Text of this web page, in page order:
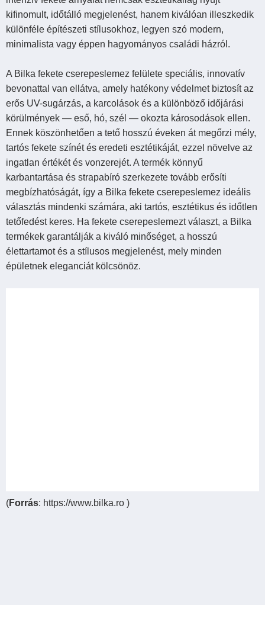
kifinomult, időtálló megjelenést, hanem kiválóan illeszkedik
különféle építészeti stílusokhoz, legyen szó modern,
minimalista vagy éppen hagyományos családi házról.
A Bilka fekete cserepeslemez felülete speciális, innovatív
bevonattal van ellátva, amely hatékony védelmet biztosít az
erős UV-sugárzás, a karcolások és a különböző időjárási
körülmények — eső, hó, szél — okozta károsodások ellen.
Ennek köszönhetően a tető hosszú éveken át megőrzi mély,
tartós fekete színét és eredeti esztétikáját, ezzel növelve az
ingatlan értékét és vonzerejét. A termék könnyű
karbantartása és strapabíró szerkezete tovább erősíti
megbízhatóságát, így a Bilka fekete cserepeslemez ideális
választás mindenki számára, aki tartós, esztétikus és időtlen
tetőfedést keres. Ha fekete cserepeslemezt választ, a Bilka
termékek garantálják a kiváló minőséget, a hosszú
élettartamot és a stílusos megjelenést, mely minden
épületnek eleganciát kölcsönöz.
(Forrás: https://www.bilka.ro )